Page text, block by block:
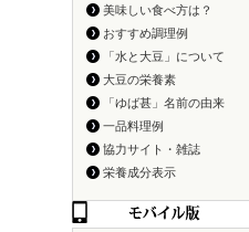
美味しい食べ方は？
おすすめ調理例
「水と大豆」について
大豆の栄養素
「ゆば甚」名前の由来
一品料理例
協力サイト・雑誌
栄養成分表示